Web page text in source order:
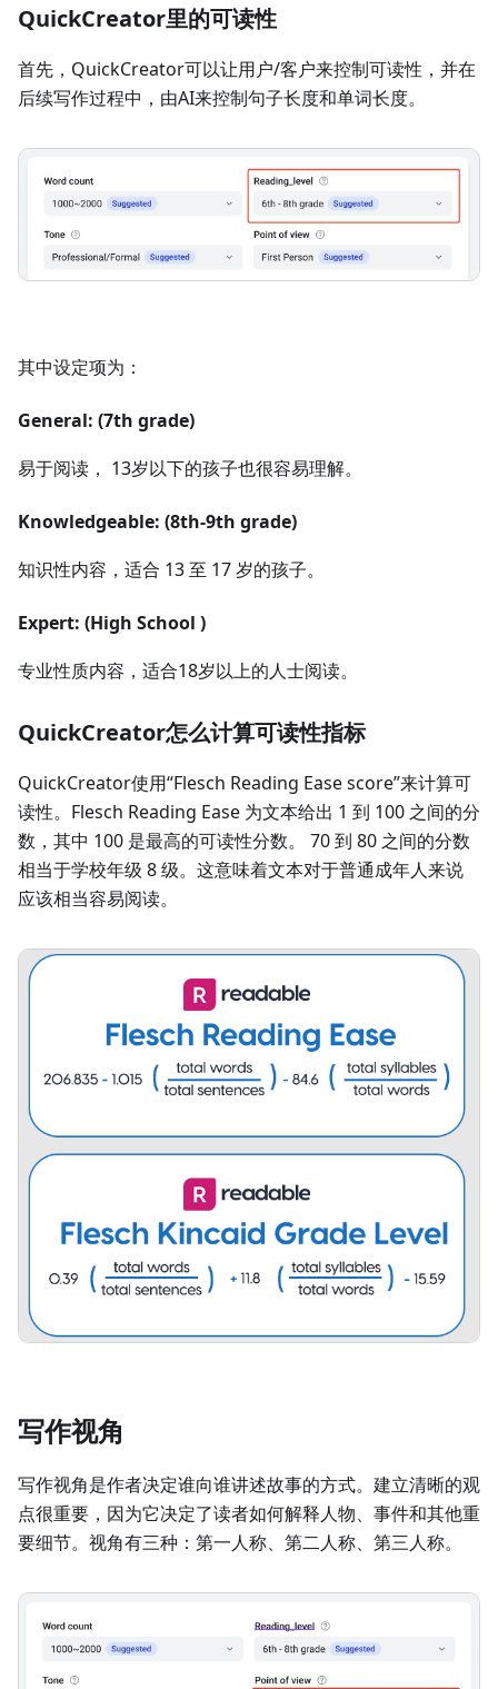
QuickCreator里的可读性
首先，QuickCreator可以让用户/客户来控制可读性，并在
后续写作过程中，由AI来控制句子长度和单词长度。
其中设定项为：
General: (7th grade)
易于阅读， 13岁以下的孩子也很容易理解。
Knowledgeable: (8th-9th grade)
知识性内容，适合 13 至 17 岁的孩子。
Expert: (High School )
专业性质内容，适合18岁以上的人士阅读。
QuickCreator怎么计算可读性指标
QuickCreator使用“Flesch Reading Ease score”来计算可
读性。Flesch Reading Ease 为文本给出 1 到 100 之间的分
数，其中 100 是最高的可读性分数。 70 到 80 之间的分数
相当于学校年级 8 级。这意味着文本对于普通成年人来说
应该相当容易阅读。
写作视角
写作视角是作者决定谁向谁讲述故事的方式。建立清晰的观
点很重要，因为它决定了读者如何解释人物、事件和其他重
要细节。视角有三种：第一人称、第二人称、第三人称。